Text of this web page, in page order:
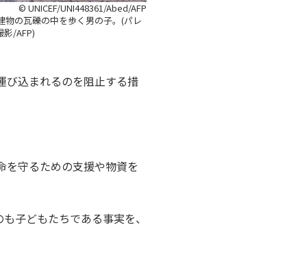
© UNICEF/UNI448361/Abed/AFP
物の瓦礫の中を歩く男の子。(パレ
影/AFP)
び込まれるのを阻止する措
を守るための支援や物資を
子どもたちである事実を、